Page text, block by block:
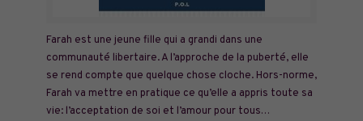
Farah est une jeune fille qui a grandi dans une
communauté libertaire. A l’approche de la puberté, elle
se rend compte que quelque chose cloche. Hors-norme,
Farah va mettre en pratique ce qu’elle a appris toute sa
vie: l’acceptation de soi et l’amour pour tous…